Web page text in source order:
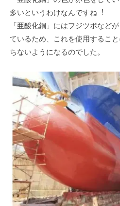
多いというわけなんですね︕
「亜酸化銅」にはフジツボなど
ているため、これを使⽤するこ
ちないようになるのでした。